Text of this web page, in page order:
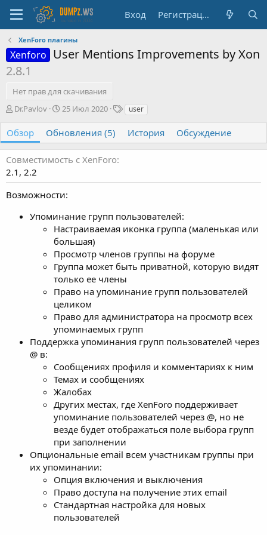
Вход Регистрация
XenForo плагины
Xenforo User Mentions Improvements by Xon
2.8.1
Нет прав для скачивания
А
т
о
р
Dr.Pavlov
Д
т
а
с
о
д
а
и
я
25 Июл 2020
Т
и
user
Обзор Обновления (5) История Обсуждение
Совместимость с XenForo
2.1 2.2
Возможности:
Упоминание групп пользователей:
Настраиваемая иконка группа (маленькая или
большая)
Просмотр членов группы на форуме
Группа может быть приватной, которую видят
только ее члены
Право на упоминание групп пользователей
целиком
Право для администратора на просмотр всех
упоминаемых групп
Поддержка упоминания групп пользователей через
@ в:
Сообщениях профиля и комментариях к ним
Темах и сообщениях
Жалобах
Других местах, где XenForo поддерживает
упоминание пользователей через @, но не
везде будет отображаться поле выбора групп
при заполнении
Опциональные email всем участникам группы при
их упоминании:
Опция включения и выключения
Право доступа на получение этих email
Стандартная настройка для новых
пользователей